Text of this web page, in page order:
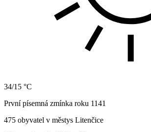
34/15 °C
První písemná zmínka roku 1141
475 obyvatel v městys Litenčice